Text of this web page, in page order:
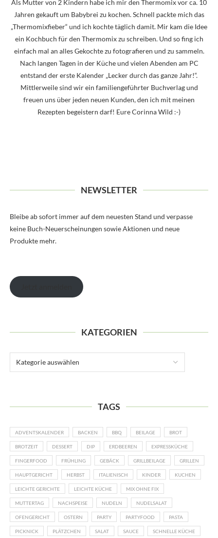
Als Mutter von 2 Kindern habe ich mir den Thermomix vor ca. 10
Jahren gekauft um Babybrei zu kochen. Schnell packte mich das
„Thermomixfieber“ und ich kochte täglich damit. Mir kam die Idee
ein Kochbuch für den Thermomix zu schreiben. Und so fing ich
einfach mal an alles Gekochte zu fotografieren und zu sammeln.
Nach langen Tagen in der Küche und vielen Abenden am PC
entstand der erste Kalender „Lecker durch das ganze Jahr!“.
Mittlerweile sind wir ein familiengeführter Buchverlag und
freuen uns über jeden neuen Kunden, den ich mit meinen
Rezepten begeistern darf! Eure Corinna Wild :-)
NEWSLETTER
Bleibe ab sofort immer auf dem neuesten Stand und verpasse
keine Buch-Neuerscheinungen sowie Aktionen und neue
Produkte mehr.
KATEGORIEN
TAGS
ADVENTSKALENDER BACKEN BBQ BEILAGE BROT
BROTZEIT DESSERT DIP ERDBEEREN EXPRESSKÜCHE
FINGERFOOD FRÜHLING GEBÄCK GRILLBEILAGE GRILLEN
HAUPTGERICHT HERBST ITALIENISCH KINDER KUCHEN
LEICHTE GERICHTE LEICHTE KÜCHE MIX OHNE FIX
MUTTERTAG NACHSPEISE NUDELN NUDELSALAT
OFENGERICHT OSTERN PARTY PARTYFOOD PASTA
PICKNICK PLÄTZCHEN SALAT SAUCE SCHNELLE KÜCHE